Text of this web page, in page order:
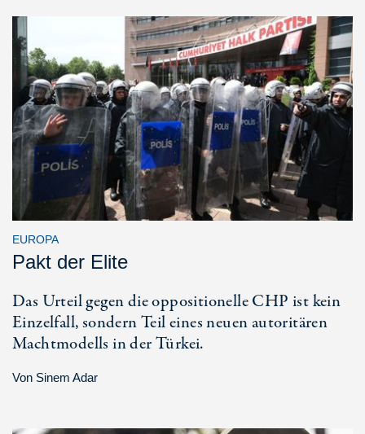
EUROPA
Pakt der Elite
Das Urteil gegen die oppositionelle CHP ist kein
Einzelfall, sondern Teil eines neuen autoritären
Machtmodells in der Türkei.
Von Sinem Adar